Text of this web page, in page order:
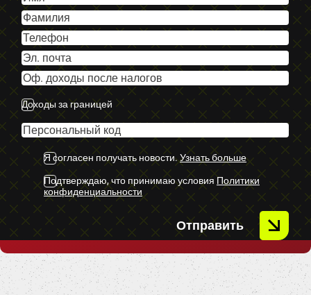
-U.C Ekstras
Доходы за границей
Я согласен получать новости. Узнать больше
Подтверждаю, что принимаю условия Политики
конфиденциальности
Отправить